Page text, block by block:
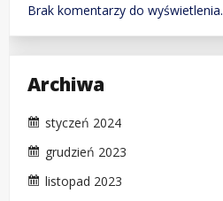
Brak komentarzy do wyświetlenia.
Archiwa
styczeń 2024
grudzień 2023
listopad 2023